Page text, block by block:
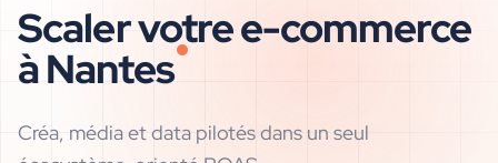
Scaler votre e-commerce
àNantes
Créa, média et data pilotés dans un seul